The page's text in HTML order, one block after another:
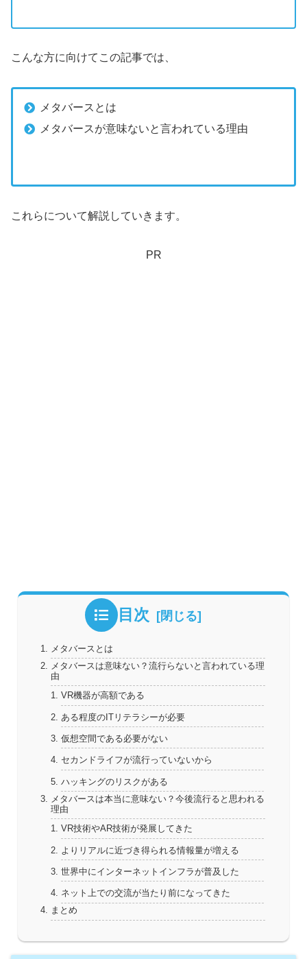
こんな方に向けてこの記事では、
メタバースとは
メタバースが意味ないと言われている理由
これらについて解説していきます。
PR
目次
メタバースとは
メタバースは意味ない？流行らないと言われている理
由
VR機器が高額である
ある程度のITリテラシーが必要
仮想空間である必要がない
セカンドライフが流行っていないから
ハッキングのリスクがある
メタバースは本当に意味ない？今後流行ると思われる
理由
VR技術やAR技術が発展してきた
よりリアルに近づき得られる情報量が増える
世界中にインターネットインフラが普及した
ネット上での交流が当たり前になってきた
まとめ